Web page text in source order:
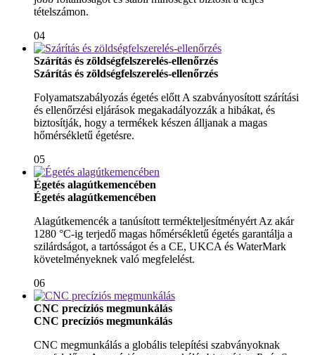
tételszámon.
04
Szárítás és zöldségfelszerelés-ellenőrzés
Szárítás és zöldségfelszerelés-ellenőrzés
Folyamatszabályozás égetés előtt A szabványosított szárítási
és ellenőrzési eljárások megakadályozzák a hibákat, és
biztosítják, hogy a termékek készen álljanak a magas
hőmérsékletű égetésre.
05
Égetés alagútkemencében
Égetés alagútkemencében
Alagútkemencék a tanúsított termékteljesítményért Az akár
1280 °C-ig terjedő magas hőmérsékletű égetés garantálja a
szilárdságot, a tartósságot és a CE, UKCA és WaterMark
követelményeknek való megfelelést.
06
CNC precíziós megmunkálás
CNC precíziós megmunkálás
CNC megmunkálás a globális telepítési szabványoknak